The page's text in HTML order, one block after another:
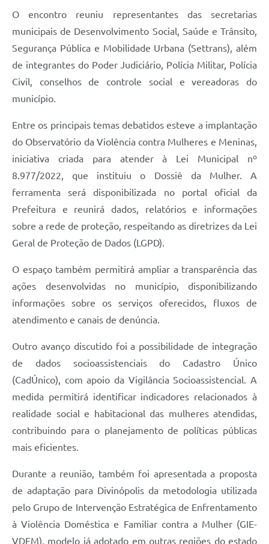
O encontro reuniu representantes das secretarias
municipais de Desenvolvimento Social, Saúde e Trânsito,
Segurança Pública e Mobilidade Urbana (Settrans), além
de integrantes do Poder Judiciário, Polícia Militar, Polícia
Civil, conselhos de controle social e vereadoras do
município.
Entre os principais temas debatidos esteve a implantação
do Observatório da Violência contra Mulheres e Meninas,
iniciativa criada para atender à Lei Municipal nº
8.977/2022, que instituiu o Dossiê da Mulher. A
ferramenta será disponibilizada no portal oficial da
Prefeitura e reunirá dados, relatórios e informações
sobre a rede de proteção, respeitando as diretrizes da Lei
Geral de Proteção de Dados (LGPD).
O espaço também permitirá ampliar a transparência das
ações desenvolvidas no município, disponibilizando
informações sobre os serviços oferecidos, fluxos de
atendimento e canais de denúncia.
Outro avanço discutido foi a possibilidade de integração
de dados socioassistenciais do Cadastro Único
(CadÚnico), com apoio da Vigilância Socioassistencial. A
medida permitirá identificar indicadores relacionados à
realidade social e habitacional das mulheres atendidas,
contribuindo para o planejamento de políticas públicas
mais eficientes.
Durante a reunião, também foi apresentada a proposta
de adaptação para Divinópolis da metodologia utilizada
pelo Grupo de Intervenção Estratégica de Enfrentamento
à Violência Doméstica e Familiar contra a Mulher (GIE-
VDFM), modelo já adotado em outras regiões do estado